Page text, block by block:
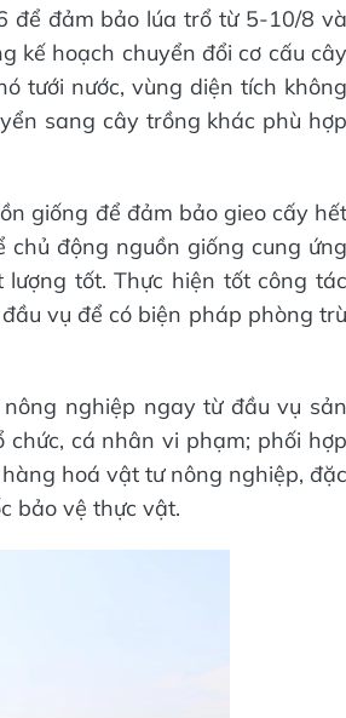
để đảm bảo lúa trổ từ 5-10/8 và
kế hoạch chuyển đổi cơ cấu cây
tưới nước, vùng diện tích không
sang cây trồng khác phù hợp
giống để đảm bảo gieo cấy hết
chủ động nguồn giống cung ứng
tốt. Thực hiện tốt công tác
vụ để có biện pháp phòng trừ
nghiệp ngay từ đầu vụ sản
cá nhân vi phạm; phối hợp
hoá vật tư nông nghiệp, đặc
bảo vệ thực vật.